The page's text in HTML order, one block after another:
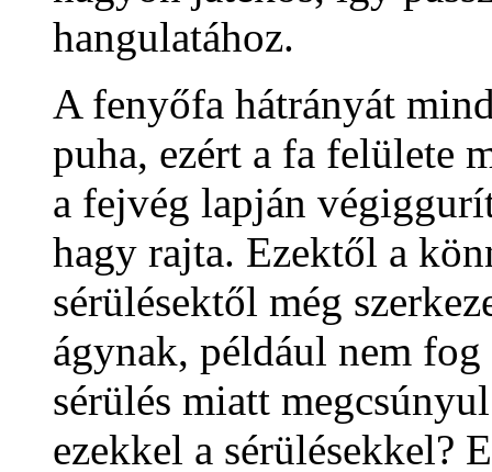
hangulatához.
A fenyőfa hátrányát
puha, ezért a fa felülete
a fejvég lapján
hagy rajta. Ezektől a
sérülésektől még
ágynak, például nem
sérülés miatt
ezekkel a sérülésekkel?